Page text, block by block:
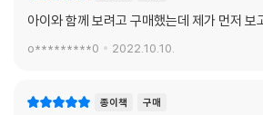
아이와 함께 보려고 구매했는데 제가 먼저 보
o*********0 2022.10.10.
종이책 구매